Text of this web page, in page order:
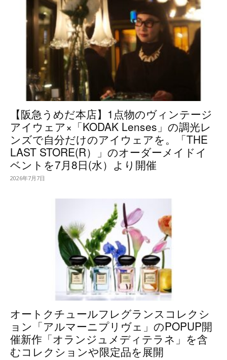
【阪急うめだ本店】1点物のヴィンテージ
アイウェア×「KODAK Lenses」の調光レ
ンズで自分だけのアイウェアを。「THE
LAST STORE(R）」のオーダーメイドイ
ベントを7月8日(水）より開催
2026年7月7日
オートクチュールフレグランスコレクシ
ョン「アルマーニプリヴェ」のPOPUP開
催新作「オランジュメディテラネ」を含
むコレクションや限定品を展開